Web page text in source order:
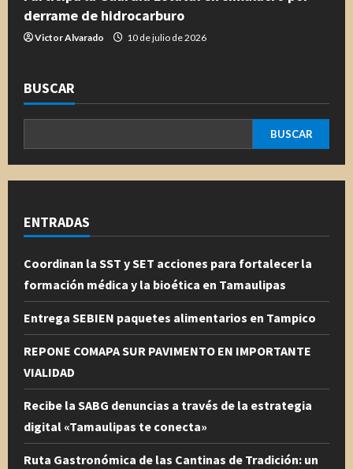
derrame de hidrocarburo
Victor Alvarado 10 de julio de 2026
BUSCAR
BUSCAR
ENTRADAS
Coordinan la SST y SET acciones para fortalecer la
formación médica y la bioética en Tamaulipas
Entrega SEBIEN paquetes alimentarios en Tampico
REPONE COMAPA SUR PAVIMENTO EN IMPORTANTE
VIALIDAD
Recibe la SABG denuncias a través de la estrategia
digital «Tamaulipas te conecta»
Ruta Gastronómica de las Cantinas de Tradición: un